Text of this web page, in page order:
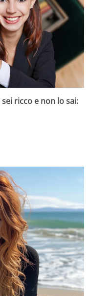
ricco e non lo sai: